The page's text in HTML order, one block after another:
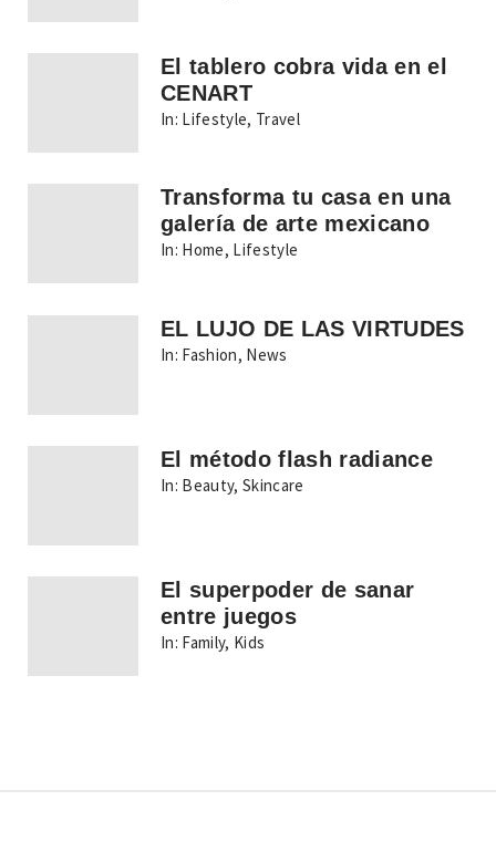
El tablero cobra vida en el
CENART
In: Lifestyle, Travel
Transforma tu casa en una
galería de arte mexicano
In: Home, Lifestyle
EL LUJO DE LAS VIRTUDES
In: Fashion, News
El método flash radiance
In: Beauty,Skincare
El superpoder de sanar
entre juegos
In: Family, Kids